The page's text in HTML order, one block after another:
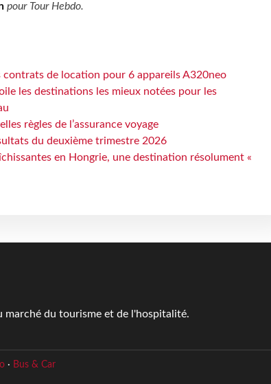
pour Tour Hebdo.
contrats de location pour 6 appareils A320neo
les destinations les mieux notées pour les
règles de l’assurance voyage
du deuxième trimestre 2026
en Hongrie, une destination résolument «
marché du tourisme et de l'hospitalité.
· Bus & Car